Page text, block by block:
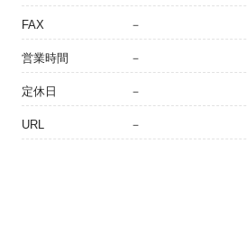
FAX －
営業時間 －
定休日 －
URL －